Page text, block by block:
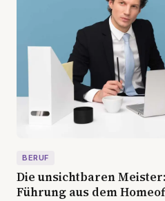
BERUF
Die unsichtbaren
Führung aus dem